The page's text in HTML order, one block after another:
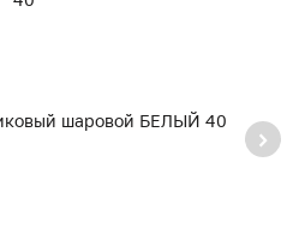
шаровой БЕЛЫЙ 40